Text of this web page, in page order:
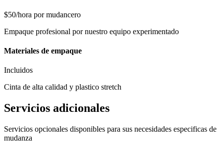
$50/hora por mudancero
Empaque profesional por nuestro equipo experimentado
Materiales de empaque
Incluidos
Cinta de alta calidad y plastico stretch
Servicios adicionales
Servicios opcionales disponibles para sus necesidades especificas de
mudanza